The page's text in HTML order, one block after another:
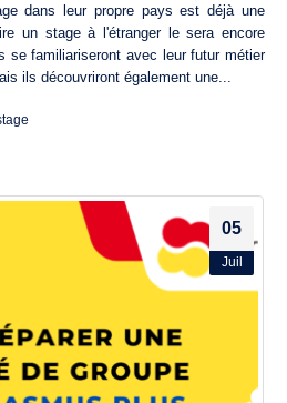
dans leur propre pays est déjà une
un stage à l'étranger le sera encore
se familiariseront avec leur futur métier
ils découvriront également une...
05
Juil